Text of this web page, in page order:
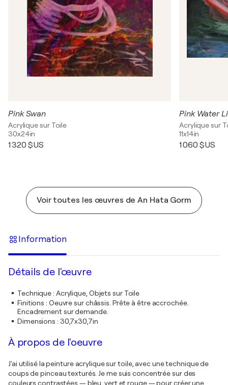
Pink Swan
Acrylique sur Toile
30x24in
1 320 $US
Pink Water
Acrylique sur
11x14in
1 060 $US
Voir toutes les œuvres de An Hata Gorm
Information
Détails de l'œuvre
Technique: Acrylique, Objets sur Toile
Finitions : Oeuvre sur châssis. Prête à être accrochée.
Encadrement sur demande.
Dimensions : 30,7x30,7in
À propos de l'oeuvre
J'ai utilisé la peinture acrylique sur toile, avec une technique de
coups de pinceau texturés. Je me suis concentrée sur des
couleurs contrastées — bleu, vert et rouge — pour créer une